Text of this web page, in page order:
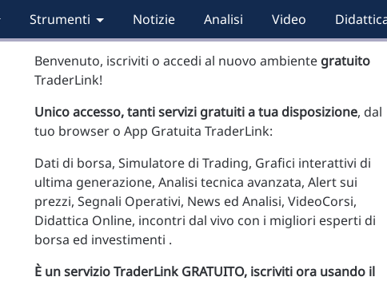
Strumenti Notizie Analisi Video
Benvenuto, iscriviti o accedi al nuovo ambiente gratuito
TraderLink!
Unico accesso, tanti servizi gratuiti a tua disposizione, dal
tuo browser o App Gratuita TraderLink:
Dati di borsa, Simulatore di Trading, Grafici interattivi di
ultima generazione, Analisi tecnica avanzata, Alert sui
prezzi, Segnali Operativi, News ed Analisi, VideoCorsi,
Didattica Online, incontri dal vivo con i migliori esperti di
borsa ed investimenti .
È un servizio TraderLink GRATUITO, iscriviti ora usando il